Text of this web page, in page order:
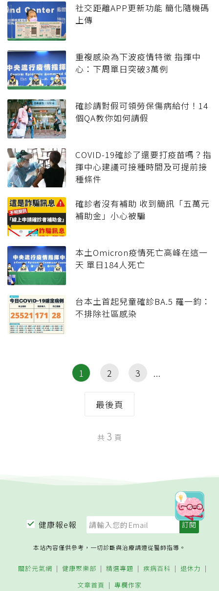
社交距離APP更新功能 簡化隨機碼
上傳
重複感染為下波疫情特徵 指揮中
心：下周單日突破3萬例
確診請對假可領勞保傷病給付！14
個QA教你如何請假
COVID-19確診了還要打疫苗嗎？指
揮中心建議可接種時間及可提前接
種條件
確診者沒有補助 收到簡訊「五萬元
補助金」小心被騙
本土Omicron疫情死亡高峰在這一
天 單日184人死亡
台本土首起兒童確診BA.5 羅一鈞：
不排除社區感染
1 2 3
最後頁
共 3 頁
健康報e報
本站內容僅供參考，一切診斷與治療請遵從醫師指導。
關於元氣網 健康聚樂部 精選專題 疾病百科
退休力
文章首頁
專欄作家